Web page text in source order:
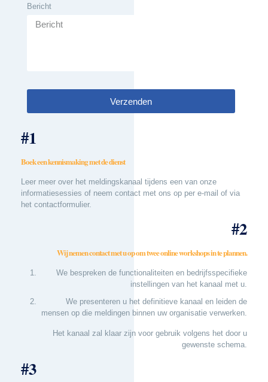
Bericht
Verzenden
#1
Boek een kennismaking met de dienst
Leer meer over het meldingskanaal tijdens een van onze
informatiesessies of neem contact met ons op per e-mail of via
het contactformulier.
#2
Wij nemen contact met u op om twee online workshops in te plannen.
We bespreken de functionaliteiten en bedrijfsspecifieke
instellingen van het kanaal met u.
We presenteren u het definitieve kanaal en leiden de
mensen op die meldingen binnen uw organisatie verwerken.
Het kanaal zal klaar zijn voor gebruik volgens het door u
gewenste schema.
#3